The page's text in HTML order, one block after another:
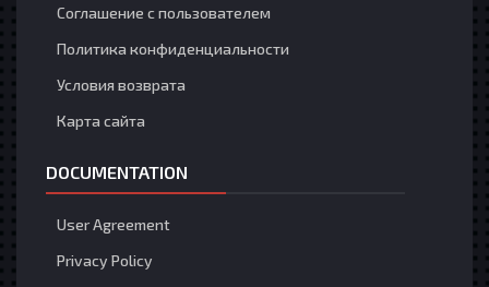
Соглашение с пользователем
Политика конфиденциальности
Условия возврата
Карта сайта
DOCUMENTATION
User Agreement
Privacy Policy